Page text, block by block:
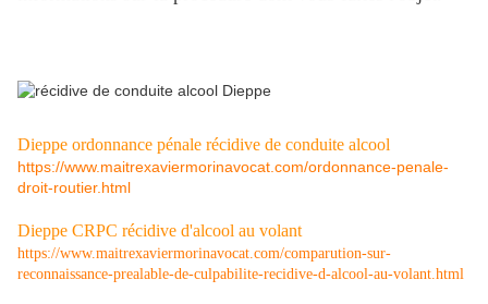
Dieppe ordonnance pénale récidive de conduite alcool
https://www.maitrexaviermorinavocat.com/ordonnance-penale-
droit-routier.html
Dieppe CRPC récidive d'alcool au volant
https://www.maitrexaviermorinavocat.com/comparution-sur-
reconnaissance-prealable-de-culpabilite-recidive-d-alcool-au-volant.html